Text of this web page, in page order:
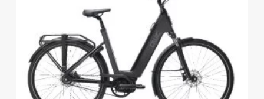
worden
op
de
productpagina